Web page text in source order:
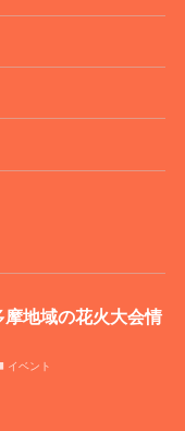
摩地域の花火大会情
イベント